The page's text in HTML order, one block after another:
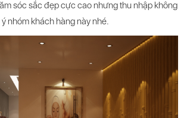
sóc sắc đẹp cực cao nhưng thu nhập không
nhóm khách hàng này nhé.